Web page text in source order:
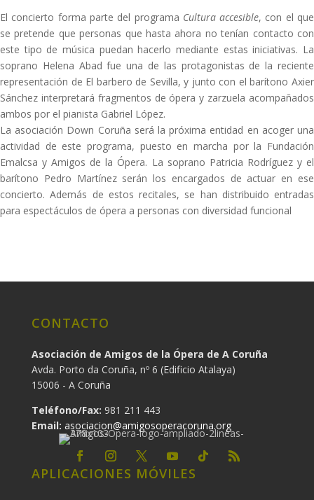
El concierto forma parte del programa Cultura accesible, con el que
se pretende que personas que hasta ahora no tenían contacto con
este tipo de música puedan hacerlo mediante estas iniciativas. La
soprano Helena Abad fue una de las protagonistas de la reciente
representación de El barbero de Sevilla, y junto con el barítono Axier
Sánchez interpretará fragmentos de ópera y zarzuela acompañados
ambos por el pianista Gabriel López.
La asociación Down Coruña será la próxima entidad en acoger una
actividad de este programa, puesto en marcha por la Fundación
Emalcsa y Amigos de la Ópera. La soprano Patricia Rodríguez y el
barítono Pedro Martínez serán los encargados de actuar en ese
concierto. Además de estos recitales, se han distribuido entradas
para espectáculos de ópera a personas con diversidad funcional
CONTACTO
Asociación de Amigos de la Ópera de A Coruña
Avda. Porto da Coruña, nº 6 (Edificio Atalaya)
15006 - A Coruña
Teléfono/Fax: 981 211 443
Email: asociacion@amigosoperacoruna.org
APLICACIONES MÓVILES